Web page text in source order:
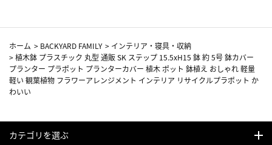
ホーム > BACKYARD FAMILY > インテリア・寝具・収納
>植木鉢 プラスチック 丸型 通販 SK ステップ 15.5xH15 鉢 約 5号 鉢カバー
プランター プラポット プランターカバー 植木 ポット 鉢植え おしゃれ 軽量
軽い 観葉植物 フラワーアレンジメント インテリア リサイクルプラポット か
わいい
カテゴリを選ぶ